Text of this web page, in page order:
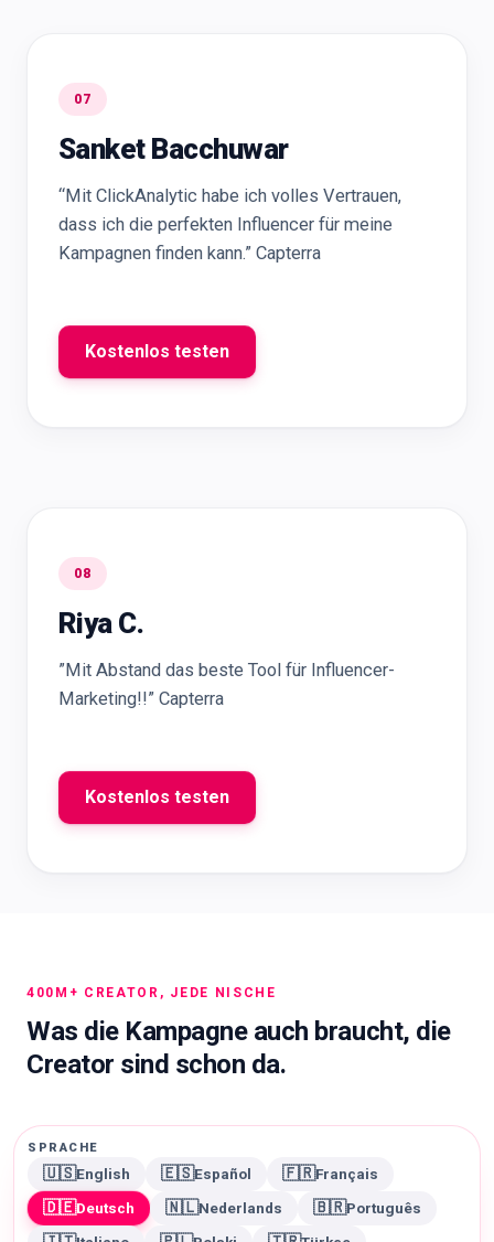
07
Sanket Bacchuwar
“Mit ClickAnalytic habe ich volles Vertrauen,
dass ich die perfekten Influencer für meine
Kampagnen finden kann.” Capterra
Kostenlos testen
08
Riya C.
”Mit Abstand das beste Tool für Influencer-
Marketing!!” Capterra
Kostenlos testen
400M+ CREATOR, JEDE NISCHE
Was die Kampagne auch braucht, die
Creator sind schon da.
SPRACHE
🇺🇸English 🇪🇸Español 🇫🇷Français
🇩🇪Deutsch 🇳🇱Nederlands 🇧🇷Português